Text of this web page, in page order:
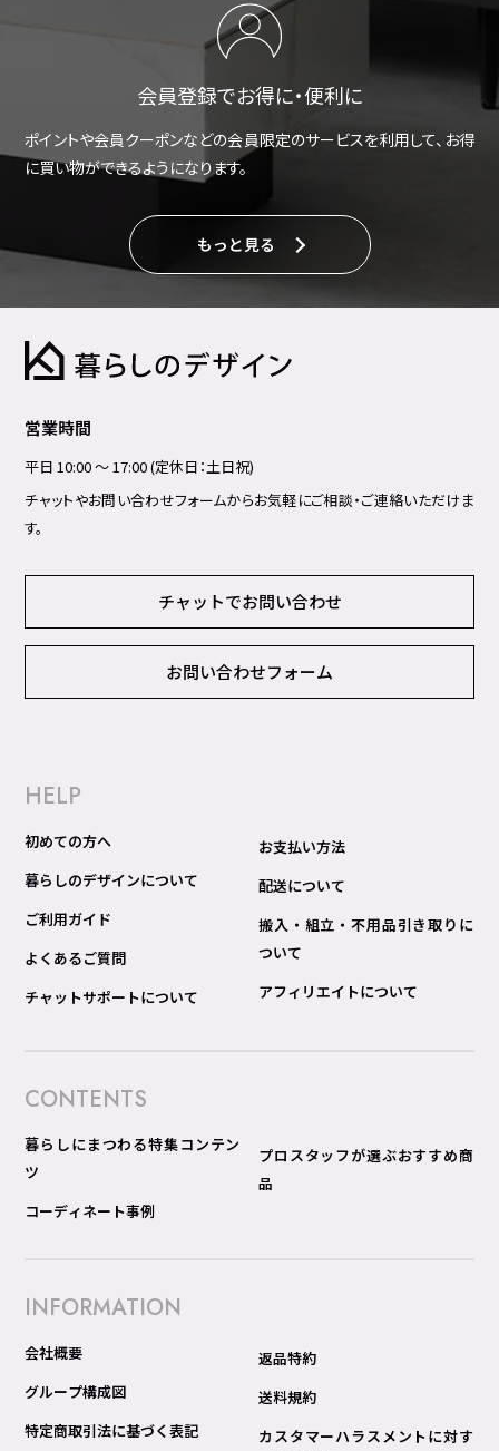
会員登録でお得に・便利に
ポイントや会員クーポンなどの会員限定のサービスを利用して、お得
に買い物ができるようになります。
もっと見る
営業時間
平日 10:00 ～ 17:00 (定休日：土日祝)
チャットやお問い合わせフォームからお気軽にご相談・ご連絡いただけま
す。
チャットでお問い合わせ
お問い合わせフォーム
HELP
初めての方へ
暮らしのデザインについて
ご利用ガイド
よくあるご質問
チャットサポートについて
お支払い方法
配送について
搬入・組立・不用品引き取りに
ついて
アフィリエイトについて
CONTENTS
暮らしにまつわる特集コンテン
ツ
コーディネート事例
プロスタッフが選ぶおすすめ商
品
INFORMATION
会社概要
グループ構成図
特定商取引法に基づく表記
返品特約
送料規約
カスタマーハラスメントに対す